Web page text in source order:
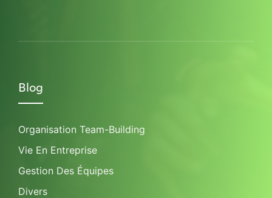
Blog
Organisation Team-Building
Vie En Entreprise
Gestion Des Équipes
Divers